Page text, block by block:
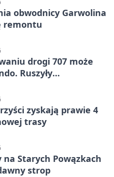
obwodnicy Garwolina
remontu
drogi 707 może
Ruszyły
zyskają prawie 4
trasy
Starych Powązkach
strop